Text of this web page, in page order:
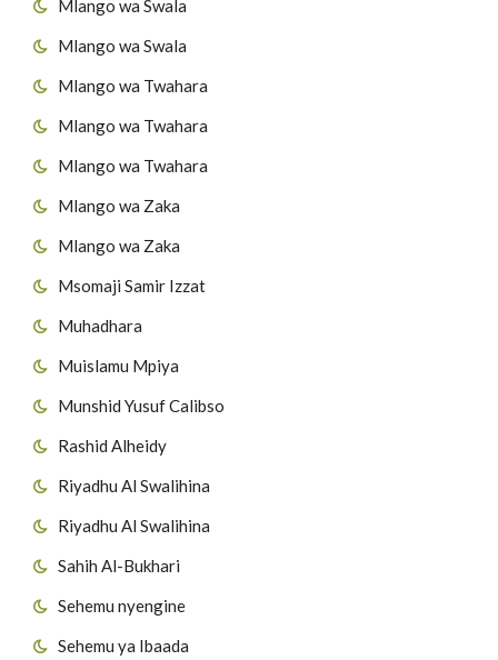
Mlango wa Swala
Mlango wa Swala
Mlango wa Twahara
Mlango wa Twahara
Mlango wa Twahara
Mlango wa Zaka
Mlango wa Zaka
Msomaji Samir Izzat
Muhadhara
Muislamu Mpiya
Munshid Yusuf Calibso
Rashid Alheidy
Riyadhu Al Swalihina
Riyadhu Al Swalihina
Sahih Al-Bukhari
Sehemu nyengine
Sehemu ya Ibaada